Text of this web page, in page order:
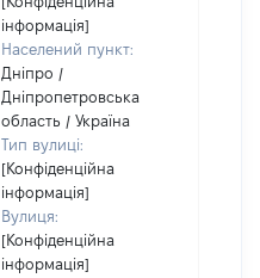
інформація]
Населений пункт:
Дніпро /
Дніпропетровська
область / Україна
Тип вулиці:
[Конфіденційна
інформація]
Вулиця:
[Конфіденційна
інформація]